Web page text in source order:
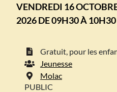
VENDREDI 16
2026 DE 09H30 À 10H30
Gratuit, pour les
Jeunesse
Molac
PUBLIC